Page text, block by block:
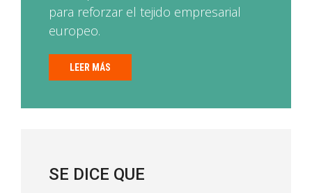
para reforzar el tejido empresarial
europeo.
LEER MÁS
SE DICE QUE